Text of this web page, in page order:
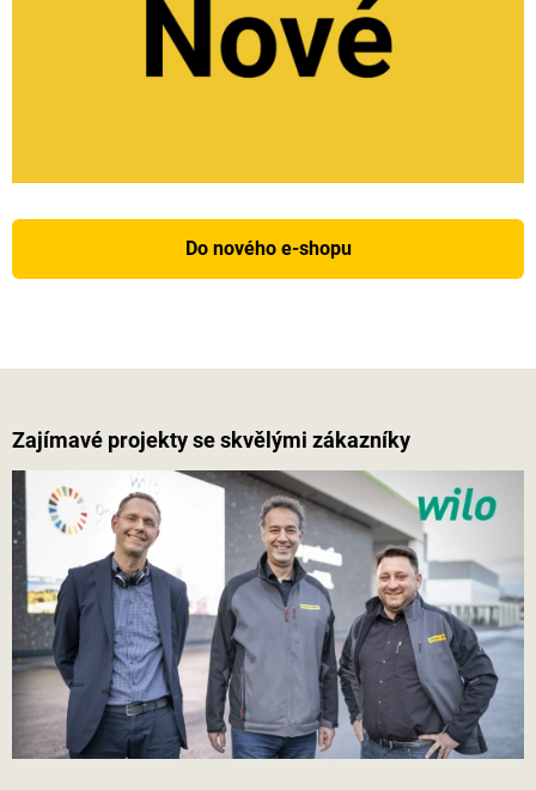
Do nového e-shopu
Zajímavé projekty se skvělými zákazníky